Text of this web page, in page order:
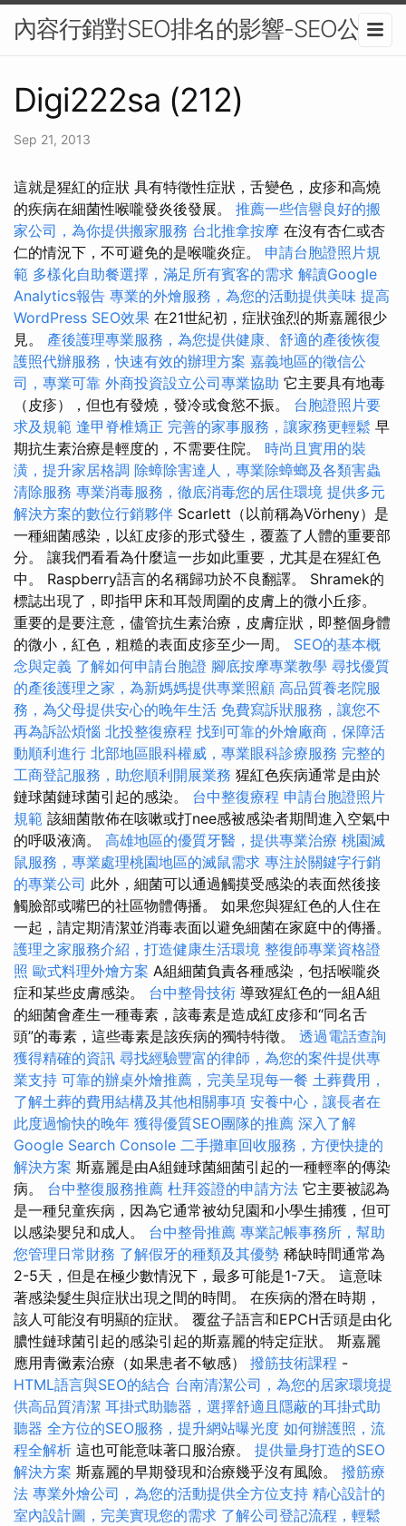
內容行銷對SEO排名的影響-SEO公司
Digi222sa (212)
Sep 21, 2013
這就是猩紅的症狀 具有特徵性症狀，舌變色，皮疹和高燒
的疾病在細菌性喉嚨發炎後發展。 推薦一些信譽良好的搬
家公司，為你提供搬家服務 台北推拿按摩 在沒有杏仁或杏
仁的情況下，不可避免的是喉嚨炎症。 申請台胞證照片規
範 多樣化自助餐選擇，滿足所有賓客的需求 解讀Google
Analytics報告 專業的外燴服務，為您的活動提供美味 提高
WordPress SEO效果 在21世紀初，症狀強烈的斯嘉麗很少
見。 產後護理專業服務，為您提供健康、舒適的產後恢復
護照代辦服務，快速有效的辦理方案 嘉義地區的徵信公
司，專業可靠 外商投資設立公司專業協助 它主要具有地毒
（皮疹），但也有發燒，發冷或食慾不振。 台胞證照片要
求及規範 逢甲脊椎矯正 完善的家事服務，讓家務更輕鬆 早
期抗生素治療是輕度的，不需要住院。 時尚且實用的裝
潢，提升家居格調 除蟑除害達人，專業除蟑螂及各類害蟲
清除服務 專業消毒服務，徹底消毒您的居住環境 提供多元
解決方案的數位行銷夥伴 Scarlett（以前稱為Vörheny）是
一種細菌感染，以紅皮疹的形式發生，覆蓋了人體的重要部
分。 讓我們看看為什麼這一步如此重要，尤其是在猩紅色
中。 Raspberry語言的名稱歸功於不良翻譯。 Shramek的
標誌出現了，即指甲床和耳殼周圍的皮膚上的微小丘疹。
重要的是要注意，儘管抗生素治療，皮膚症狀，即整個身體
的微小，紅色，粗糙的表面皮疹至少一周。 SEO的基本概
念與定義 了解如何申請台胞證 腳底按摩專業教學 尋找優質
的產後護理之家，為新媽媽提供專業照顧 高品質養老院服
務，為父母提供安心的晚年生活 免費寫訴狀服務，讓您不
再為訴訟煩惱 北投整復療程 找到可靠的外燴廠商，保障活
動順利進行 北部地區眼科權威，專業眼科診療服務 完整的
工商登記服務，助您順利開展業務 猩紅色疾病通常是由於
鏈球菌鏈球菌引起的感染。 台中整復療程 申請台胞證照片
規範 該細菌散佈在咳嗽或打nee感被感染者期間進入空氣中
的呼吸液滴。 高雄地區的優質牙醫，提供專業治療 桃園滅
鼠服務，專業處理桃園地區的滅鼠需求 專注於關鍵字行銷
的專業公司 此外，細菌可以通過觸摸受感染的表面然後接
觸臉部或嘴巴的社區物體傳播。 如果您與猩紅色的人住在
一起，請定期清潔並消毒表面以避免細菌在家庭中的傳播。
護理之家服務介紹，打造健康生活環境 整復師專業資格證
照 歐式料理外燴方案 A組細菌負責各種感染，包括喉嚨炎
症和某些皮膚感染。 台中整骨技術 導致猩紅色的一組A組
的細菌會產生一種毒素，該毒素是造成紅皮疹和“同名舌
頭”的毒素，這些毒素是該疾病的獨特特徵。 透過電話查詢
獲得精確的資訊 尋找經驗豐富的律師，為您的案件提供專
業支持 可靠的辦桌外燴推薦，完美呈現每一餐 土葬費用，
了解土葬的費用結構及其他相關事項 安養中心，讓長者在
此度過愉快的晚年 獲得優質SEO團隊的推薦 深入了解
Google Search Console 二手攤車回收服務，方便快捷的
解決方案 斯嘉麗是由A組鏈球菌細菌引起的一種輕率的傳染
病。 台中整復服務推薦 杜拜簽證的申請方法 它主要被認為
是一種兒童疾病，因為它通常被幼兒園和小學生捕獲，但可
以感染嬰兒和成人。 台中整骨推薦 專業記帳事務所，幫助
您管理日常財務 了解假牙的種類及其優勢 稀缺時間通常為
2-5天，但是在極少數情況下，最多可能是1-7天。 這意味
著感染髮生與症狀出現之間的時間。 在疾病的潛在時期，
該人可能沒有明顯的症狀。 覆盆子語言和EPCH舌頭是由化
膿性鏈球菌引起的感染引起的斯嘉麗的特定症狀。 斯嘉麗
應用青黴素治療（如果患者不敏感） 撥筋技術課程 -
HTML語言與SEO的結合 台南清潔公司，為您的居家環境提
供高品質清潔 耳掛式助聽器，選擇舒適且隱蔽的耳掛式助
聽器 全方位的SEO服務，提升網站曝光度 如何辦護照，流
程全解析 這也可能意味著口服治療。 提供量身打造的SEO
解決方案 斯嘉麗的早期發現和治療幾乎沒有風險。 撥筋療
法 專業外燴公司，為您的活動提供全方位支持 精心設計的
室內設計圖，完美實現您的需求 了解公司登記流程，輕鬆